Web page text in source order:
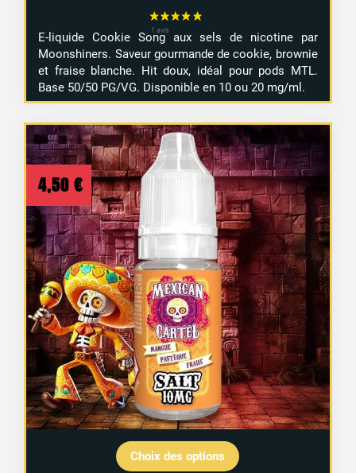
E-liquide Cookie Song aux sels de nicotine par
Moonshiners. Saveur gourmande de cookie, brownie
et fraise blanche. Hit doux, idéal pour pods MTL.
Base 50/50 PG/VG. Disponible en 10 ou 20 mg/ml.
Choix des options
4,50 €